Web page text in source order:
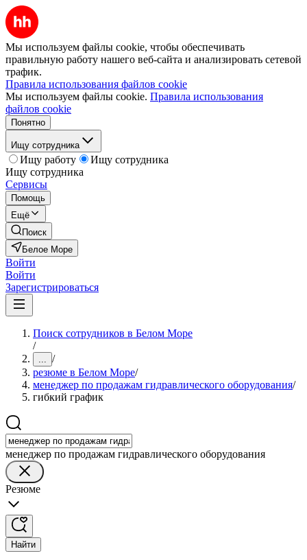
Мы используем файлы cookie, чтобы обеспечивать
правильную работу нашего веб-сайта и анализировать сетевой
трафик.
Правила использования файлов cookie
Мы используем файлы cookie. Правила использования
файлов cookie
Понятно
Ищу сотрудника
Ищу работу
Ищу сотрудника
Ищу сотрудника
Сервисы
Помощь
Ещё
Поиск
Белое Море
Войти
Войти
Зарегистрироваться
Поиск сотрудников в Белом Море
/
... /
резюме в Белом Море/
менеджер по продажам гидравлического оборудования/
гибкий график
менеджер по продажам гидравлического оборудования
Резюме
Найти